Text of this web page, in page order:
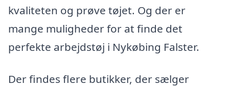
kvaliteten og prøve tøjet. Og der er
mange muligheder for at finde det
perfekte arbejdstøj i Nykøbing Falster.
Der findes flere butikker, der sælger